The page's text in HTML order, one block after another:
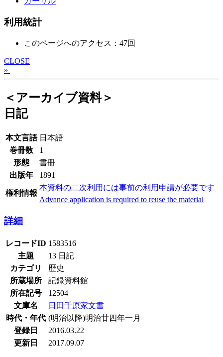
利用統計
このページへのアクセス：47回
CLOSE
»
＜アーカイブ資料＞
日記
本文言語 日本語
巻冊数
1
形態
書冊
出版年
1891
権利情報
本資料の二次利用には事前の利用申請が必要です
Advance application is required to reuse the material
詳細
レコードID 1583516
主題
13 日記
カテゴリ
歴史
所蔵場所
記録資料館
所在記号
12504
文庫名
日田千原家文書
時代・年代 (明治以降)明治廿四年一月
登録日
2016.03.22
更新日
2017.09.07